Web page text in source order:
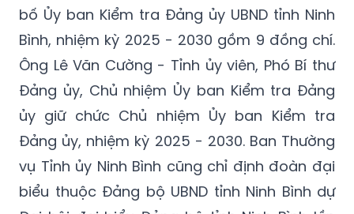
bố Ủy ban Kiểm tra Đảng ủy UBND tỉnh Ninh
Bình, nhiệm kỳ 2025 - 2030 gồm 9 đồng chí.
Ông Lê Văn Cường - Tỉnh ủy viên, Phó Bí thư
Đảng ủy, Chủ nhiệm Ủy ban Kiểm tra Đảng
ủy giữ chức Chủ nhiệm Ủy ban Kiểm tra
Đảng ủy, nhiệm kỳ 2025 - 2030. Ban Thường
vụ Tỉnh ủy Ninh Bình cũng chỉ định đoàn đại
biểu thuộc Đảng bộ UBND tỉnh Ninh Bình dự